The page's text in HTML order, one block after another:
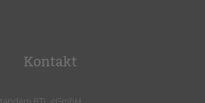
Kontakt